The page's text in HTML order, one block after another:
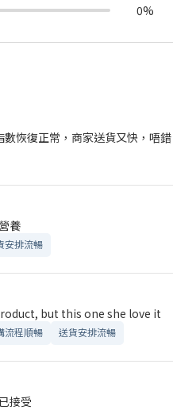
0%
恢復正常，商家送貨又快，唔錯
養
安排流暢
but this one she love it
流程順暢 送貨安排流暢
接受